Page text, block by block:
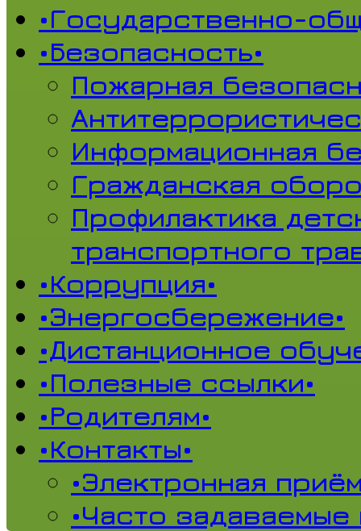
•Государственно-
•Безопасность•
Пожарная
Информационная
Гражданская
Профилактика
транспортного
•Коррупция•
•Энергосбережение•
•Дистанционное
•Полезные ссылки•
•Родителям•
•Контакты•
•Электронная
•Часто